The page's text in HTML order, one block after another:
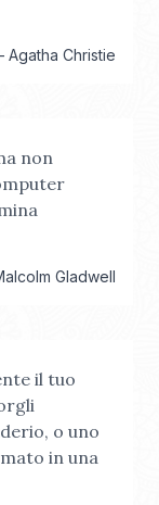
Agatha Christie
non
Gladwell
il tuo
o uno
in una